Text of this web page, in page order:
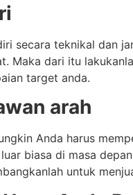
secara teknikal dan
Maka dari itu
target anda.
arah
Anda harus
biasa di masa
untuk